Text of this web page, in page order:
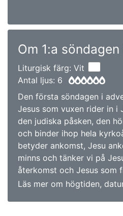
Om 1:a
Liturgisk färg: Vit
Antal ljus: 6
Den första söndagen i
Jesus som vuxen rider in i
den judiska påsken, den
och binder ihop hela
betyder ankomst, Jesu
minns och tänker vi på
återkomst och Jesus som
Läs mer om högtiden,